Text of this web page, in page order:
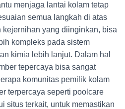
menjaga lantai kolam tetap
semua langkah di atas
kejernihan yang diinginkan, bisa
kompleks pada sistem
kimia lebih lanjut. Dalam hal
tepercaya bisa sangat
komunitas pemilik kolam
terpercaya seperti poolcare
situs terkait, untuk memastikan